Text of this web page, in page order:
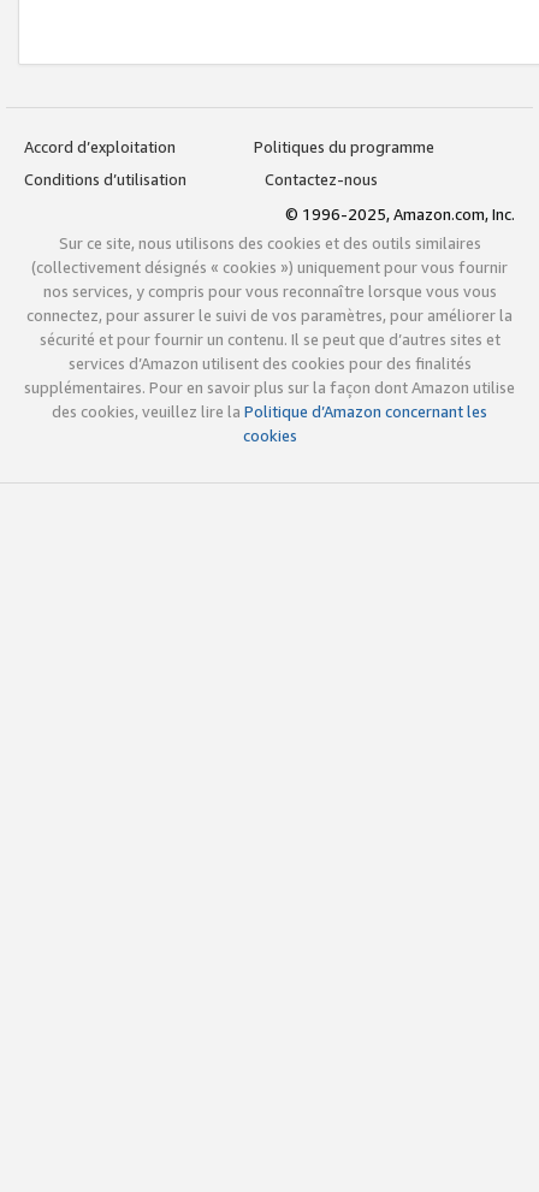
Accord d’exploitation
Politiques du programme
Conditions d’utilisation
Contactez-nous
© 1996-2025, Amazon.com, Inc.
Sur ce site, nous utilisons des cookies et des outils similaires
(collectivement désignés « cookies ») uniquement pour vous fournir
nos services, y compris pour vous reconnaître lorsque vous vous
connectez, pour assurer le suivi de vos paramètres, pour améliorer la
sécurité et pour fournir un contenu. Il se peut que d’autres sites et
services d’Amazon utilisent des cookies pour des finalités
supplémentaires. Pour en savoir plus sur la façon dont Amazon utilise
des cookies, veuillez lire la Politique d’Amazon concernant les
cookies